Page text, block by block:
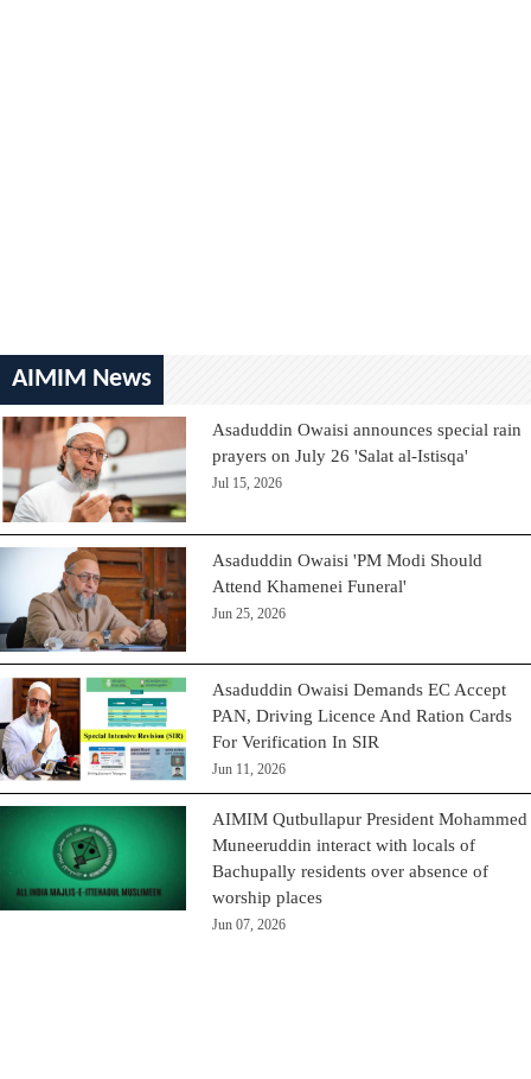
AIMIM News
Asaduddin Owaisi announces special rain
prayers on July 26 'Salat al-Istisqa'
Jul 15, 2026
Asaduddin Owaisi 'PM Modi Should
Attend Khamenei Funeral'
Jun 25, 2026
Asaduddin Owaisi Demands EC Accept
PAN, Driving Licence And Ration Cards
For Verification In SIR
Jun 11, 2026
AIMIM Qutbullapur President Mohammed
Muneeruddin interact with locals of
Bachupally residents over absence of
worship places
Jun 07, 2026